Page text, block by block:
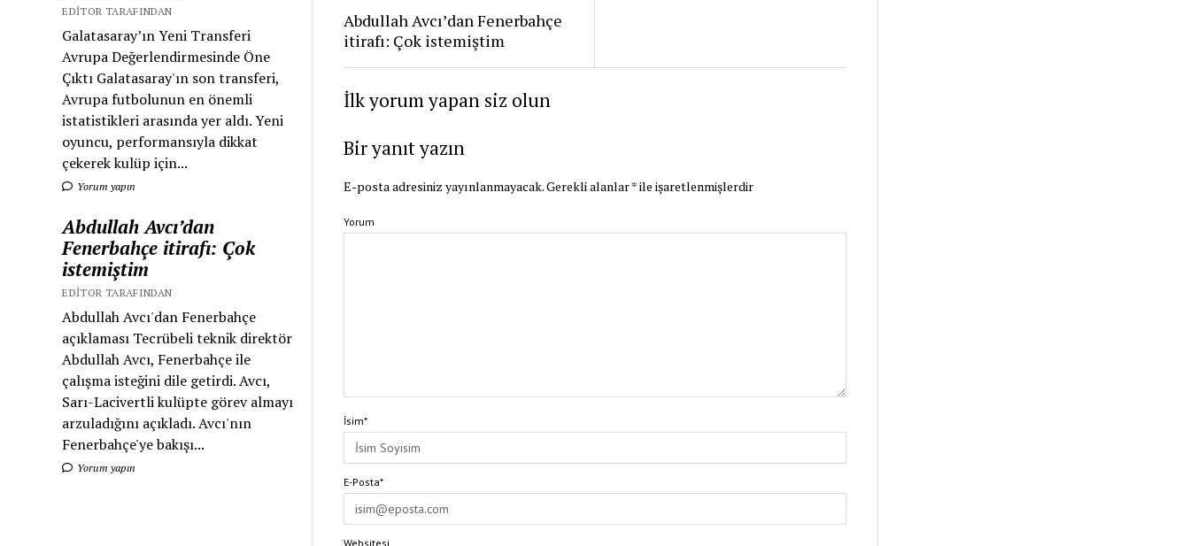
EDITOR TARAFINDAN
Galatasaray’ın Yeni Transferi
Avrupa Değerlendirmesinde Öne
Çıktı Galatasaray'ın son transferi,
Avrupa futbolunun en önemli
istatistikleri arasında yer aldı. Yeni
oyuncu, performansıyla dikkat
çekerek kulüp için...
Yorum yapın
Abdullah Avcı’dan
Fenerbahçe itirafı: Çok
istemiştim
EDITOR TARAFINDAN
Abdullah Avcı'dan Fenerbahçe
açıklaması Tecrübeli teknik direktör
Abdullah Avcı, Fenerbahçe ile
çalışma isteğini dile getirdi. Avcı,
Sarı-Lacivertli kulüpte görev almayı
arzuladığını açıkladı. Avcı'nın
Fenerbahçe'ye bakışı...
Yorum yapın
Abdullah Avcı’dan Fenerbahçe
itirafı: Çok istemiştim
İlk yorum yapan siz olun
Bir yanıt yazın
E-posta adresiniz yayınlanmayacak.Gerekli alanlar*ile işaretlenmişlerdir
Yorum
İsim*
E-Posta*
Websitesi